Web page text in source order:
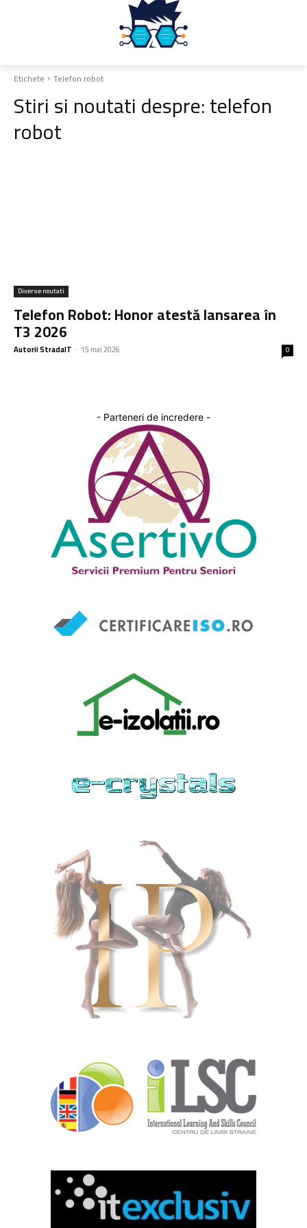
Etichete Telefon robot
Stiri si noutati despre:telefon
robot
Diverse noutati
Telefon Robot: Honor atestă lansarea în
T3 2026
Autorii StradaIT - 15 mai 2026 0
- Parteneri de incredere -